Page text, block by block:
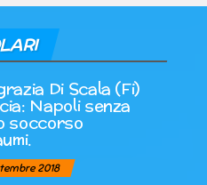
Di Scala (Fi)
Napoli senza
soccorso
2018